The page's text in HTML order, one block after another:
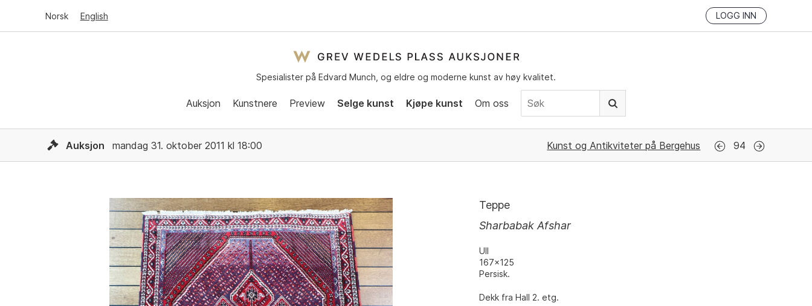
Norsk English LOGG INN
Spesialister på Edvard Munch, og eldre og moderne kunst av høy kvalitet.
Auksjon Kunstnere Preview Selge kunst Kjøpe kunst Om oss
Auksjon mandag 31. oktober 2011 kl 18:00 Kunst og Antikviteter på Bergehus 94
Teppe
Sharbabak Afshar
Ull
167x125
Persisk.
Dekk fra Hall 2. etg.